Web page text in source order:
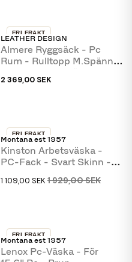
LEATHER DESIGN
Almere Ryggsäck - Pc
Rum - Rulltopp M.spänne
2 369,00 SEK
FRI FRAKT
Montana est 1957
Kinston Arbetsväska -
PC-Fack - Svart Skinn -
1 109,00 SEK 1 929,00 SEK
-43 %
FRI FRAKT
Montana est 1957
Lenox Pc-Väska - För
FRI FRAKT